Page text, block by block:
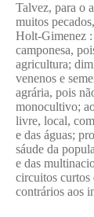
Talvez, para o
muitos
Holt-Gimenez
camponesa,
agricultura;
venenos e
agrária, pois
monocultivo;
livre, local,
e das águas;
sáude da
e das
circuitos curtos
contrários aos